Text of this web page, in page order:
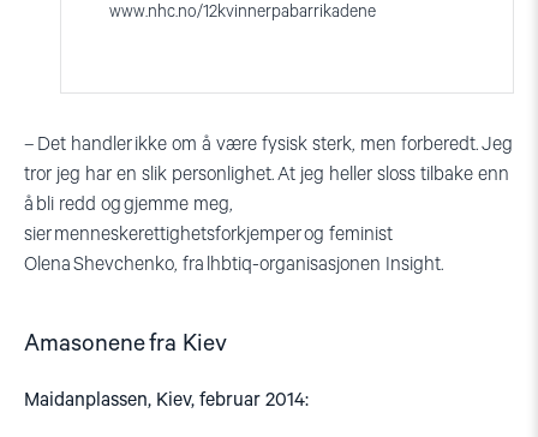
www.nhc.no/12kvinnerpabarrikadene
– Det handler ikke om å være fysisk sterk, men forberedt. Jeg
tror jeg har en slik personlighet.At jeg heller sloss tilbake enn
å bli redd og gjemme meg,
sier menneskerettighetsforkjemper og feminist
OlenaShevchenko, fra lhbtiq-organisasjonen Insight.
Amasonenefra Kiev
Maidanplassen, Kiev, februar 2014: